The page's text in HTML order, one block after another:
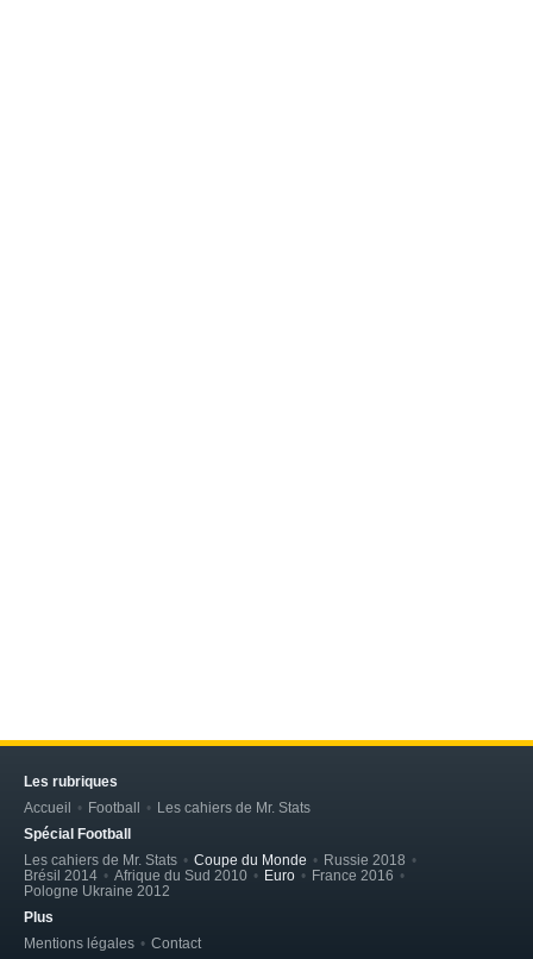
Les rubriques
Accueil
Football
Les cahiers de Mr. Stats
Spécial Football
Les cahiers de Mr. Stats
Coupe du Monde
Russie 2018
Brésil 2014
Afrique du Sud 2010 Euro
France 2016
Pologne Ukraine 2012
Plus
Mentions légales
Contact